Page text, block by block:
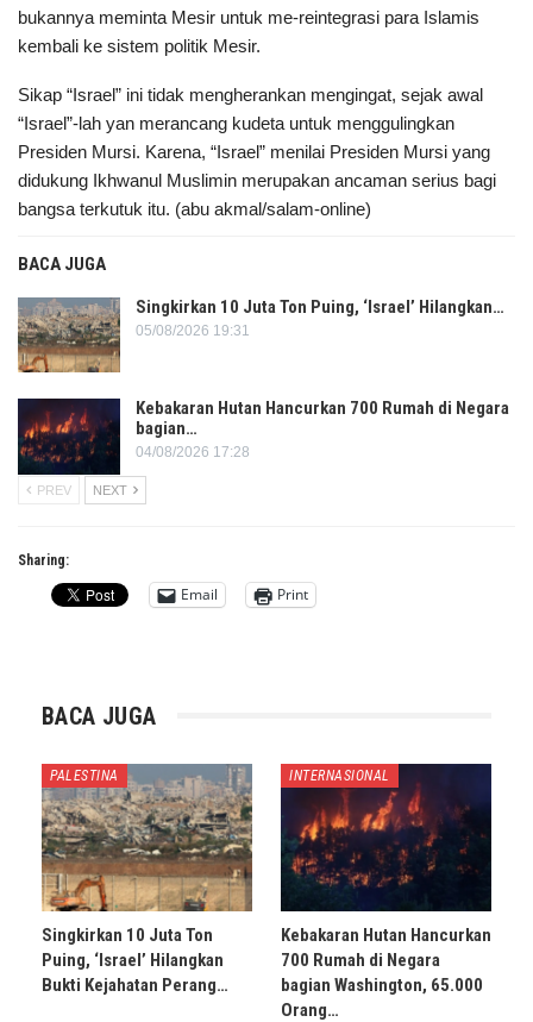
bukannya meminta Mesir untuk me-reintegrasi para Islamis
kembali ke sistem politik Mesir.
Sikap “Israel” ini tidak mengherankan mengingat, sejak awal
“Israel”-lah yan merancang kudeta untuk menggulingkan
Presiden Mursi. Karena, “Israel” menilai Presiden Mursi yang
didukung Ikhwanul Muslimin merupakan ancaman serius bagi
bangsa terkutuk itu. (abu akmal/salam-online)
BACA JUGA
Singkirkan 10 Juta Ton Puing, ‘Israel’ Hilangkan…
05/08/2026 19:31
Kebakaran Hutan Hancurkan 700 Rumah di Negara
bagian…
04/08/2026 17:28
PREV NEXT
Sharing:
Email Print
BACA JUGA
PALESTINA
Singkirkan 10 Juta Ton
Puing, ‘Israel’ Hilangkan
Bukti Kejahatan Perang…
INTERNASIONAL
Kebakaran Hutan Hancurkan
700 Rumah di Negara
bagian Washington, 65.000
Orang…